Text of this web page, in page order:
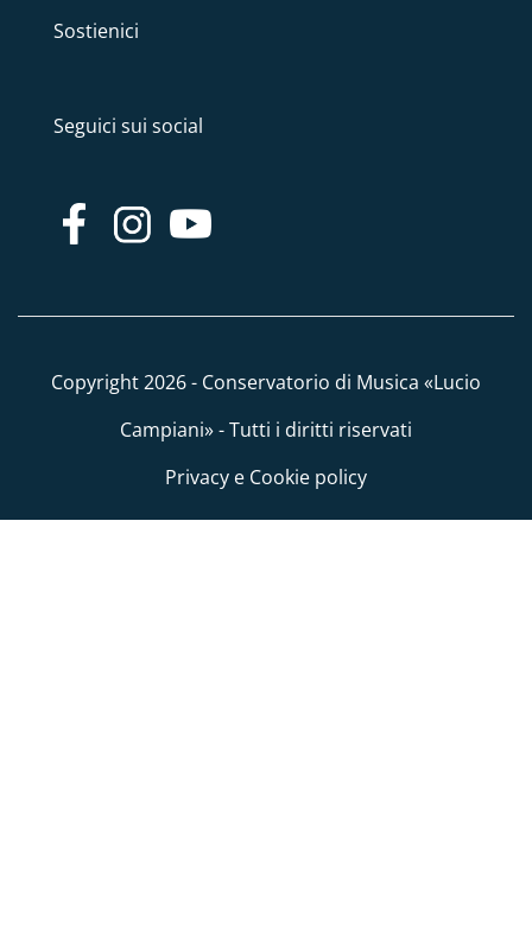
Sostienici
Seguici sui social
Copyright 2026 - Conservatorio di Musica «Lucio
Campiani» - Tutti i diritti riservati
Privacy e Cookie policy